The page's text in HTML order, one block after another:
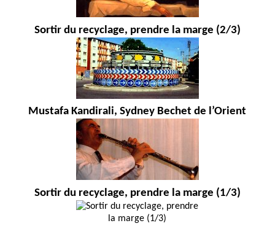
Sortir du recyclage, prendre la marge (2/3)
Mustafa Kandirali, Sydney Bechet de l’Orient
Sortir du recyclage, prendre la marge (1/3)